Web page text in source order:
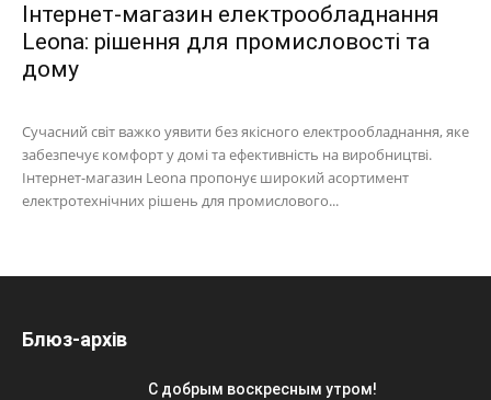
Інтернет-магазин електрообладнання
Leona: рішення для промисловості та
дому
Сучасний світ важко уявити без якісного електрообладнання, яке
забезпечує комфорт у домі та ефективність на виробництві.
Інтернет-магазин Leona пропонує широкий асортимент
електротехнічних рішень для промислового...
Блюз-архів
С добрым воскресным утром!